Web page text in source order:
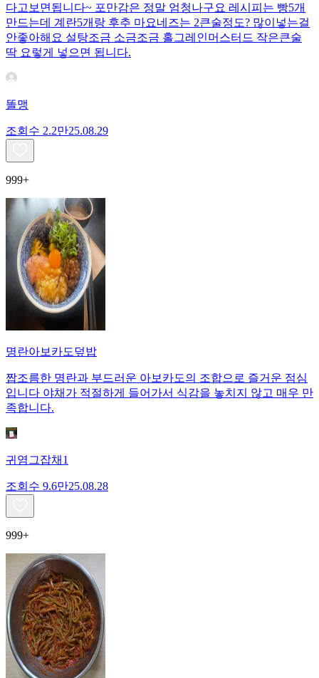
다고보면됩니다~ 포만감은 정말 엄청나구요 레시피는 빵5개
만드는데 계란5개랑 후추 마요네즈는 2큰술정도? 많이넣는걸
안좋아해요 설탕조금 소금조금 홀그레인머스터드 작은큰술
딱 요렇게 넣으면 됩니다.
똘맹
조회수 2.2만25.08.29
999+
명란아보카도덮밥
짭조름한 명란과 부드러운 아보카도의 조합으로 즐거운 점심
입니다 야채가 적절하게 들어가서 식감을 놓치지 않고 매우 만
족합니다.
귀염그잡채1
조회수 9.6만25.08.28
999+